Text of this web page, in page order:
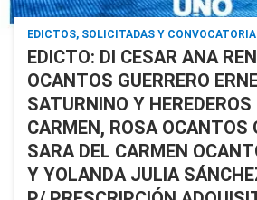
EDICTOS, SOLICITADAS Y
EDICTO: DI CESAR ANA
OCANTOS GUERRERO
SATURNINO Y HEREDEROS
CARMEN, ROSA OCANTOS
SARA DEL CARMEN
Y YOLANDA JULIA